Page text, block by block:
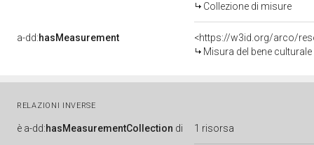
Collezione di misure
a-dd:hasMeasurement
<https://w3id.org/arco/
Misura del bene
RELAZIONI INVERSE
è a-dd:hasMeasurementCollection di 1 risorsa